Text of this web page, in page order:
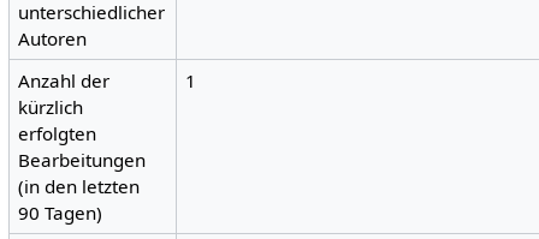
unterschiedlicher
Autoren
Anzahl der
kürzlich
erfolgten
Bearbeitungen
(in den letzten
90 Tagen)
1